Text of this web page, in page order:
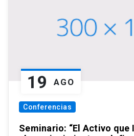
19 AGO
Conferencias
Seminario: “El Activo que